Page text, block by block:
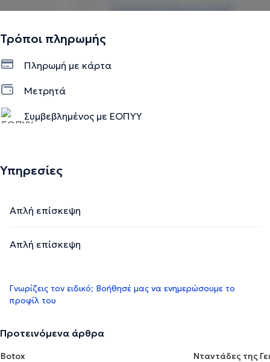
Τρόποι πληρωμής
Πληρωμή με κάρτα
Μετρητά
Συμβεβλημένος με ΕΟΠΥΥ
Υπηρεσίες
Απλή επίσκεψη
Απλή επίσκεψη
Γνωρίζεις τον ειδικό; Βοήθησέ μας να ενημερώσουμε το
προφίλ του
Προτεινόμενα άρθρα
Botox
Νταντάδες της